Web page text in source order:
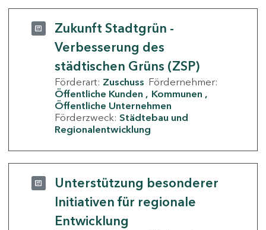
Zukunft Stadtgrün -
Verbesserung des
städtischen Grüns (ZSP)
Förderart: Zuschuss Fördernehmer:
Öffentliche Kunden
Kommunen
Öffentliche Unternehmen
Förderzweck: Städtebau und
Regionalentwicklung
Unterstützung besonderer
Initiativen für regionale
Entwicklung